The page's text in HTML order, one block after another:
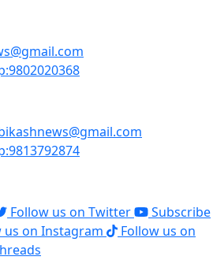
Follow us on Twitter
Subscribe
us on Instagram
Follow us on